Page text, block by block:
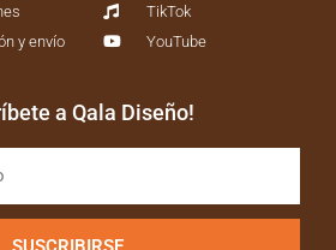
y envío
TikTok
YouTube
a Qala Diseño!